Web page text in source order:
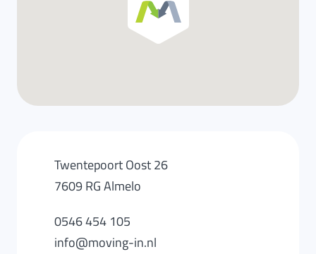
Twentepoort Oost 26
7609 RG Almelo
0546 454 105
info@moving-in.nl